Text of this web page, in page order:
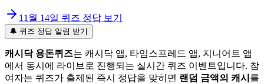
11월 14일 퀴즈 정답 보기
🔔 퀴즈 정답 알림 받기
캐시닥 용돈퀴즈는 캐시닥 앱, 타임스프레드 앱, 지니어트 앱
에서 동시에 라이브로 진행되는 실시간 퀴즈 이벤트입니다. 참
여자는 퀴즈가 출제된 즉시 정답을 맞히면 랜덤 금액의 캐시 를